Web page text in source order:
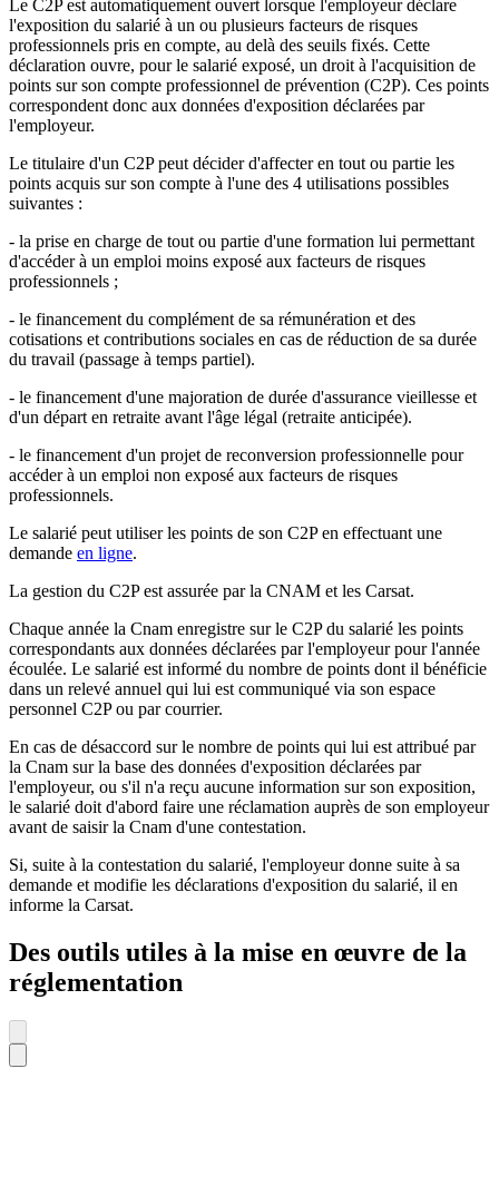
Le C2P est automatiquement ouvert lorsque l'employeur déclare
l'exposition du salarié à un ou plusieurs facteurs de risques
professionnels pris en compte, au delà des seuils fixés. Cette
déclaration ouvre, pour le salarié exposé, un droit à l'acquisition de
points sur son compte professionnel de prévention (C2P). Ces points
correspondent donc aux données d'exposition déclarées par
l'employeur.
Le titulaire d'un C2P peut décider d'affecter en tout ou partie les
points acquis sur son compte à l'une des 4 utilisations possibles
suivantes :
- la prise en charge de tout ou partie d'une formation lui permettant
d'accéder à un emploi moins exposé aux facteurs de risques
professionnels ;
- le financement du complément de sa rémunération et des
cotisations et contributions sociales en cas de réduction de sa durée
du travail (passage à temps partiel).
- le financement d'une majoration de durée d'assurance vieillesse et
d'un départ en retraite avant l'âge légal (retraite anticipée).
- le financement d'un projet de reconversion professionnelle pour
accéder à un emploi non exposé aux facteurs de risques
professionnels.
Le salarié peut utiliser les points de son C2P en effectuant une
demande en ligne.
La gestion du C2P est assurée par la CNAM et les Carsat.
Chaque année la Cnam enregistre sur le C2P du salarié les points
correspondants aux données déclarées par l'employeur pour l'année
écoulée. Le salarié est informé du nombre de points dont il bénéficie
dans un relevé annuel qui lui est communiqué via son espace
personnel C2P ou par courrier.
En cas de désaccord sur le nombre de points qui lui est attribué par
la Cnam sur la base des données d'exposition déclarées par
l'employeur, ou s'il n'a reçu aucune information sur son exposition,
le salarié doit d'abord faire une réclamation auprès de son employeur
avant de saisir la Cnam d'une contestation.
Si, suite à la contestation du salarié, l'employeur donne suite à sa
demande et modifie les déclarations d'exposition du salarié, il en
informe la Carsat.
Des outils utiles à la mise en œuvre de la
réglementation